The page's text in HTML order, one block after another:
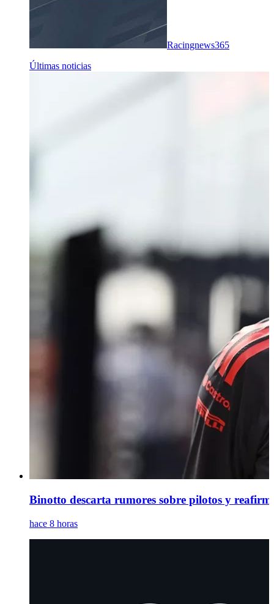
Racingnews365
Últimas noticias
Binotto descarta rumores sobre pilotos y
hace 8 horas